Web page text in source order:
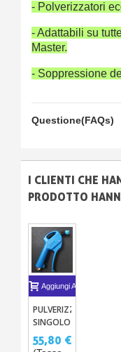
- Polverizzatori
- Adattabili su
Master.
- Soppressione
Questione(FAQs)
I CLIENTI CHE
PRODOTTO
Aggiungi Al Carrello
PULVERIZZATORE
SINGOLO
UGELLO
DI
55,80 €